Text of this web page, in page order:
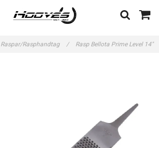
Raspar/Rasphandtag / Rasp Bellota Prime Level 14"